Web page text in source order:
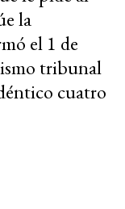
la
el 1 de
tribunal
cuatro